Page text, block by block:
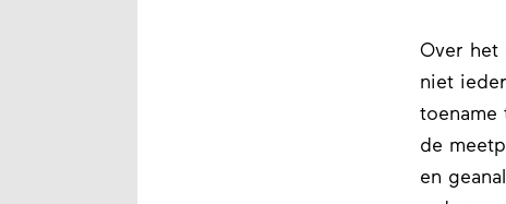
Over het
niet
toename
de
en